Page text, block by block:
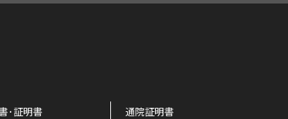
･証明書
通院証明書